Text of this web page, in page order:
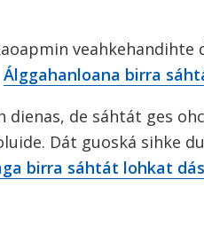
veahkehandihte
Álggahanloana birra
dienas, de sáhtát ges
Dát guoská sihke
birra sáhtát lohkat